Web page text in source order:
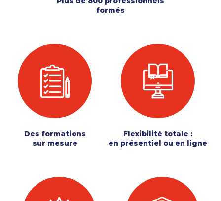
formés
Des formations
sur mesure
Flexibilité totale :
en présentiel ou en ligne